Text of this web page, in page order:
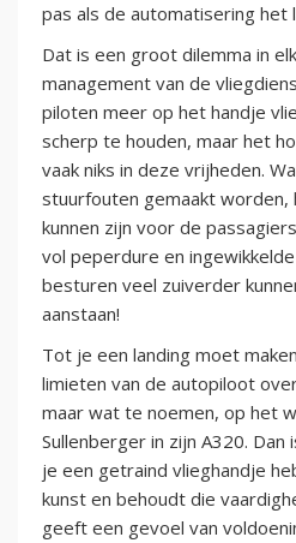
pas als de automatisering het
Dat is een groot dilemma in
management van de
piloten meer op het handje
scherp te houden, maar het
vaak niks in deze vrijheden.
stuurfouten gemaakt
kunnen zijn voor de
vol peperdure en
besturen veel zuiverder
aanstaan!
Tot je een landing moet
limieten van de autopiloot
maar wat te noemen, op het
Sullenberger in zijn A320.
je een getraind vlieghandje
kunst en behoudt die
geeft een gevoel van